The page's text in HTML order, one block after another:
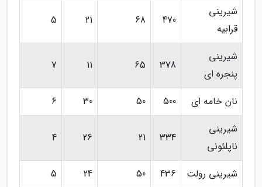
شیرینی
قرابیه
470
68
21
5
شیرینی
پنجره ای
378
65
11
7
نان خامه ای 500
50
30
6
شیرینی
ناپلئونی
334
21
26
4
شیرینی رولت 436
50
24
5